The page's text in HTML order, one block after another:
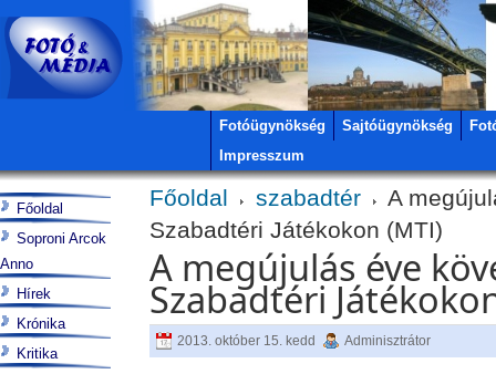
Fotóügynökség Sajtóügynökség
Impresszum
Főoldal szabadtér
A
Szabadtéri Játékokon (MTI)
A megújulás éve
Szabadtéri
2013. október 15. kedd Adminisztrátor
Főoldal
Soproni Arcok
Anno
Hírek
Krónika
Kritika